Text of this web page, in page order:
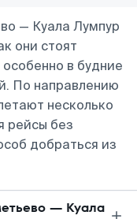
— Куала Лумпур
они стоят
в будние
По направлению
несколько
рейсы без
добраться из
— Куала